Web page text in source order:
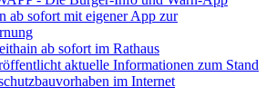
ab sofort mit eigener App zur
ab sofort im Rathaus
aktuelle Informationen zum Stand
im Internet